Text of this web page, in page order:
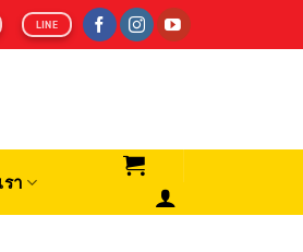
LINE
า